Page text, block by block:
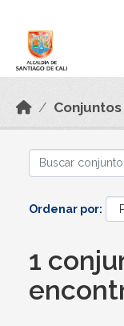
Ordenar por
1